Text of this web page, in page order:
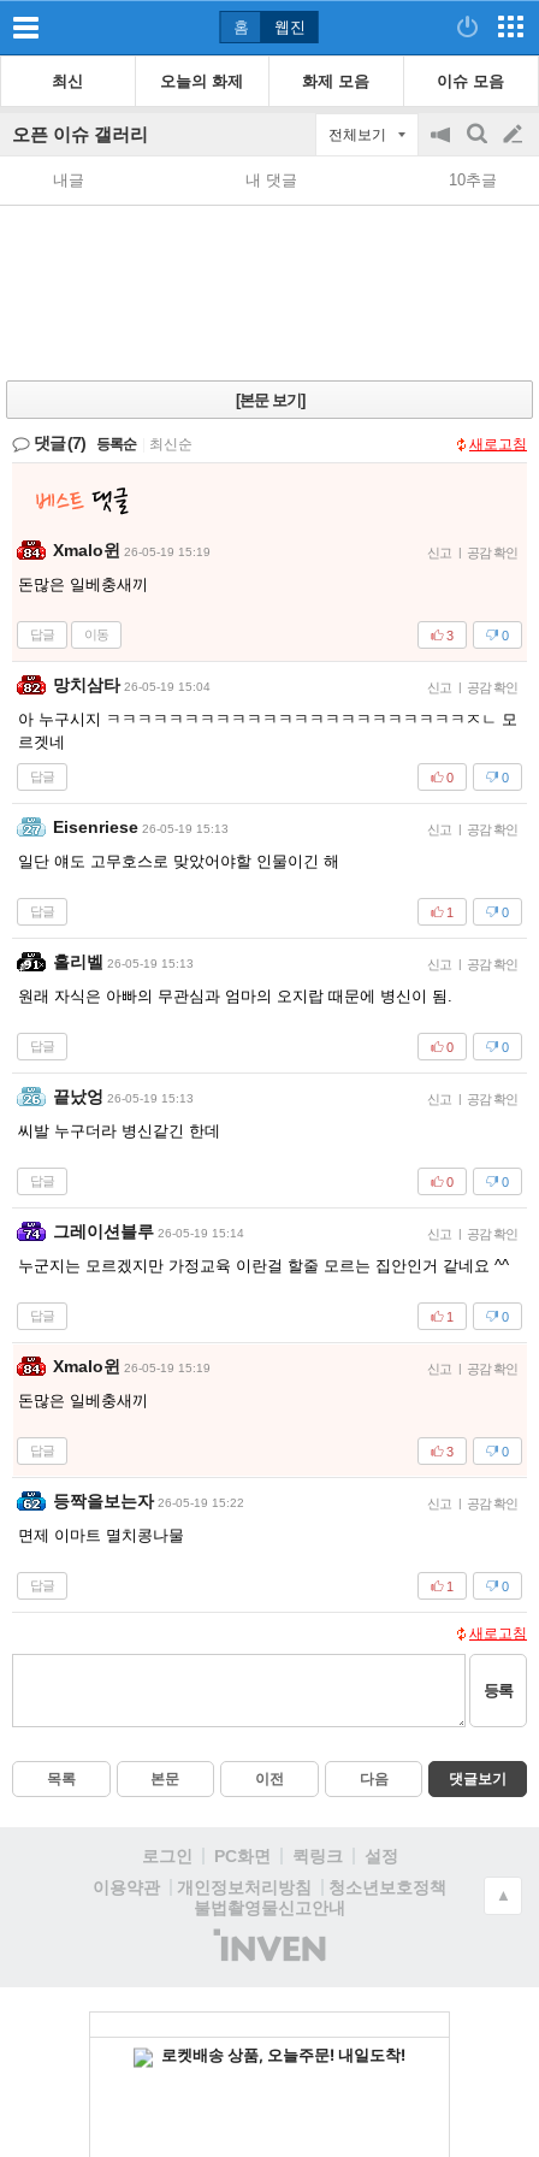
홈 웹진
최신 오늘의 화제 화제 모음 이슈 모음
오픈 이슈 갤러리 전체보기
공
지
on/off
검
색
글
쓰
내글 내 댓글 10추글
[본문 보기]
댓글(7) 등록순 최신순 새로고침
Xmalo윈 26-05-19 15:19 신고 | 공감 확인
돈많은 일베충새끼
답글 이동 0
3
망치삼타 26-05-19 15:04 신고 | 공감 확인
아 누구시지 ㅋㅋㅋㅋㅋㅋㅋㅋㅋㅋㅋㅋㅋㅋㅋㅋㅋㅋㅋㅋㅋㅋㅋㅈㄴ 모
르겟네
답글 0
0
Eisenriese 26-05-19 15:13 신고 | 공감 확인
일단 얘도 고무호스로 맞았어야할 인물이긴 해
답글 0
1
홀리벨 26-05-19 15:13 신고 | 공감 확인
원래 자식은 아빠의 무관심과 엄마의 오지랍 때문에 병신이 됨.
답글 0
0
끝났엉 26-05-19 15:13 신고 | 공감 확인
씨발 누구더라 병신같긴 한데
답글 0
0
그레이션블루 26-05-19 15:14 신고 | 공감 확인
누군지는 모르겠지만 가정교육 이란걸 할줄 모르는 집안인거 같네요 ^^
답글 0
1
Xmalo윈 26-05-19 15:19 신고 | 공감 확인
돈많은 일베충새끼
답글 0
3
등짝을보는자 26-05-19 15:22 신고 | 공감 확인
면제 이마트 멸치콩나물
답글 0
1
새로고침
등록
목록 본문 이전 다음 댓글보기
로그인 PC화면 퀵링크
설정
이용약관
개인정보처리방침
청소년보호정책
불법촬영물신고안내
(주)
인
▲